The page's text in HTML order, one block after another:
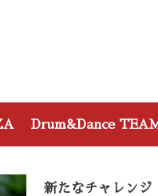
Drum&Dance
新たなチャレンジ